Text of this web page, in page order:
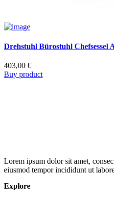
Drehstuhl Bürostuhl Chefsessel
403,00 €
Buy product
Lorem ipsum dolor sit amet,
eiusmod tempor incididunt ut
Explore